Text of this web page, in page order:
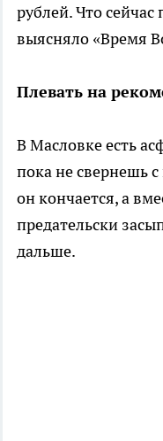
рублей. Что
выясняло «Время
Плевать на
В Масловке есть
пока не свернешь
он кончается, а
предательски
дальше.